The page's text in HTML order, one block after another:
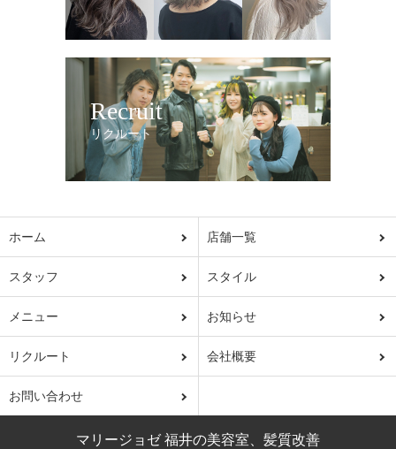
Recruit
リクルート
ホーム 店舗一覧
スタッフ スタイル
メニュー お知らせ
リクルート 会社概要
お問い合わせ
マリージョゼ 福井の美容室、髪質改善